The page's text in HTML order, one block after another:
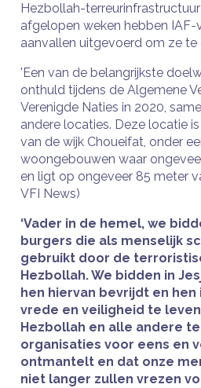
Hezbollah-
afgelopen weken hebben IAF-
aanvallen uitgevoerd om ze te
'Een van de belangrijkste
onthuld tijdens de Algemene
Verenigde Naties in 2020,
andere locaties. Deze locatie
van de wijk Choueifat, onder
woongebouwen waar
en ligt op ongeveer 85 meter
VFI News)
‘Vader in de hemel, we
burgers die als menselijk
gebruikt door de
Hezbollah. We bidden in
hen hiervan bevrijdt en
vrede en veiligheid te
Hezbollah en alle andere
organisaties voor eens en
ontmantelt en dat onze
niet langer zullen vrezen